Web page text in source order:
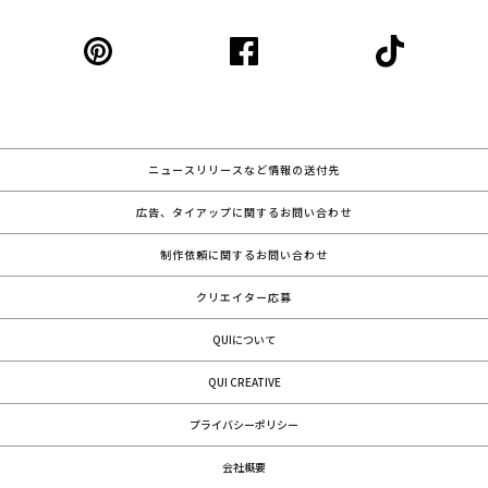
ニュースリリースなど情報の送付先
広告、タイアップに関するお問い合わせ
制作依頼に関するお問い合わせ
クリエイター応募
QUIについて
QUI CREATIVE
プライバシーポリシー
会社概要